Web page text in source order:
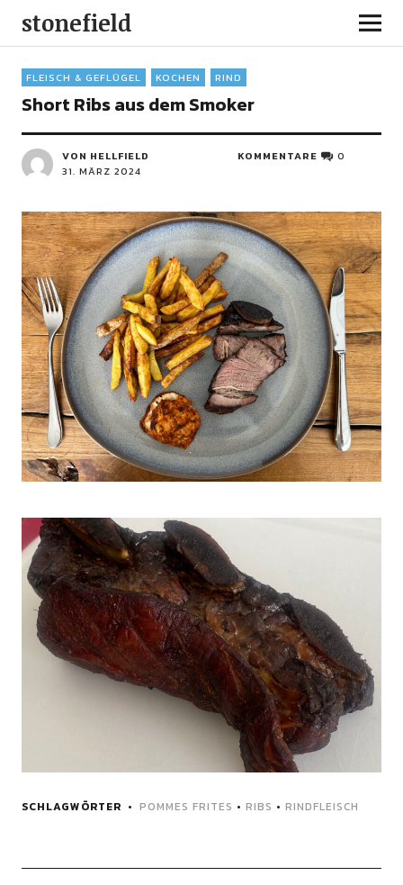
stonefield
FLEISCH & GEFLÜGEL KOCHEN RIND
Short Ribs aus dem Smoker
VON HELLFIELD
31. MÄRZ 2024
KOMMENTARE 0
SCHLAGWÖRTER POMMES FRITES • RIBS • RINDFLEISCH